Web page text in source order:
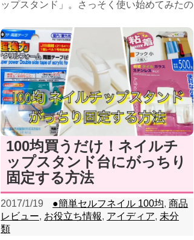
ップスタンド」。さっそく使い始めてみたの
告します...
100均買うだけ！ネイルチ
ップスタンド台にがっちり
固定する方法
2017/1/19 ●簡単セルフネイル 100均,商品
レビュー, お役立ち情報, アイディア, 未分
類